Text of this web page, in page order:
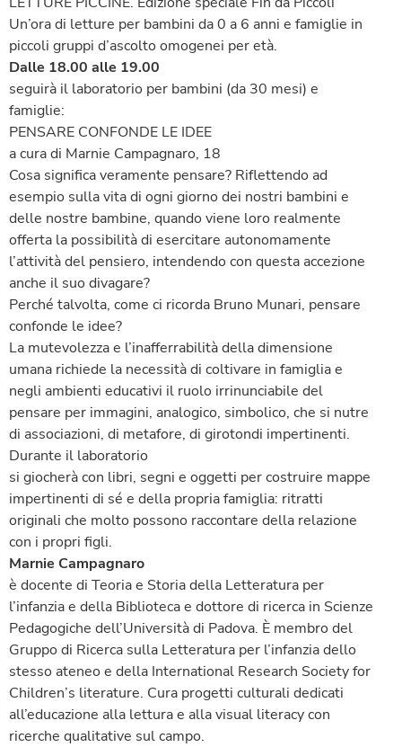
Un’ora di letture per bambini da 0 a 6 anni e famiglie in
piccoli gruppi d’ascolto omogenei per età.
Dalle 18.00 alle 19.00
seguirà il laboratorio per bambini (da 30 mesi) e
famiglie:
PENSARE CONFONDE LE IDEE
a cura di Marnie Campagnaro, 18
Cosa significa veramente pensare? Riflettendo ad
esempio sulla vita di ogni giorno dei nostri bambini e
delle nostre bambine, quando viene loro realmente
offerta la possibilità di esercitare autonomamente
l’attività del pensiero, intendendo con questa accezione
anche il suo divagare?
Perché talvolta, come ci ricorda Bruno Munari, pensare
confonde le idee?
La mutevolezza e l’inafferrabilità della dimensione
umana richiede la necessità di coltivare in famiglia e
negli ambienti educativi il ruolo irrinunciabile del
pensare per immagini, analogico, simbolico, che si nutre
di associazioni, di metafore, di girotondi impertinenti.
Durante il laboratorio
si giocherà con libri, segni e oggetti per costruire mappe
impertinenti di sé e della propria famiglia: ritratti
originali che molto possono raccontare della relazione
con i propri figli.
Marnie Campagnaro
è docente di Teoria e Storia della Letteratura per
l’infanzia e della Biblioteca e dottore di ricerca in Scienze
Pedagogiche dell’Università di Padova. È membro del
Gruppo di Ricerca sulla Letteratura per l’infanzia dello
stesso ateneo e della International Research Society for
Children’s literature. Cura progetti culturali dedicati
all’educazione alla lettura e alla visual literacy con
ricerche qualitative sul campo.